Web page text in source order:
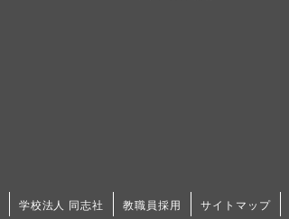
学校法人 同志社 教職員採用 サイトマップ